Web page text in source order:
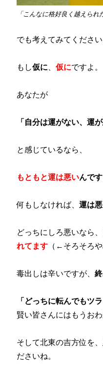
「こんなに格好良く越えられ
でも考えてみてください
もし仮に、仮にですよ
あなたが
「自分は運がない、運が
と感じているなら、
もともと運は悪いんで
何もしなければ、運は
どっちにしろ悪いなら、
れてます （←そろそろ
毒出しは辛いですが、
「どっちに転んでもツラ
賢い皆さんにはもうお
そして北東の吉方位を、
ださいね。